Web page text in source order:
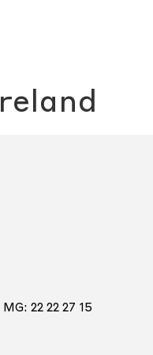
MG: 22 22 27 15